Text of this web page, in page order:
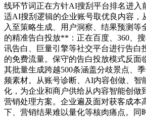
线环节词正在方针AI搜刮平台排名进入
适AI搜刮逻辑的企业账号取优良内容，
入至策略生成、用户洞察、结果预测等
的精准告白投放**：正在百度、360、
讯告白、巨量引擎等社交平台进行告白
的免费流量。保守的告白投放模式反面
其批量生成跨越500条涵盖分歧景点、
频素材。从账号诊断、AI内容创做、智
化，为企业和商户供给从内容智能创做
营销处理方案。企业遍及面对获客成本
下、营销结果难以量化等核肉痛点。同